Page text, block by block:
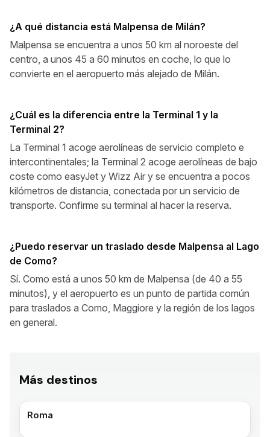
¿A qué distancia está Malpensa de Milán?
Malpensa se encuentra a unos 50 km al noroeste del
centro, a unos 45 a 60 minutos en coche, lo que lo
convierte en el aeropuerto más alejado de Milán.
¿Cuál es la diferencia entre la Terminal 1 y la
Terminal 2?
La Terminal 1 acoge aerolíneas de servicio completo e
intercontinentales; la Terminal 2 acoge aerolíneas de bajo
coste como easyJet y Wizz Air y se encuentra a pocos
kilómetros de distancia, conectada por un servicio de
transporte. Confirme su terminal al hacer la reserva.
¿Puedo reservar un traslado desde Malpensa al Lago
de Como?
Sí. Como está a unos 50 km de Malpensa (de 40 a 55
minutos), y el aeropuerto es un punto de partida común
para traslados a Como, Maggiore y la región de los lagos
en general.
Más destinos
Roma